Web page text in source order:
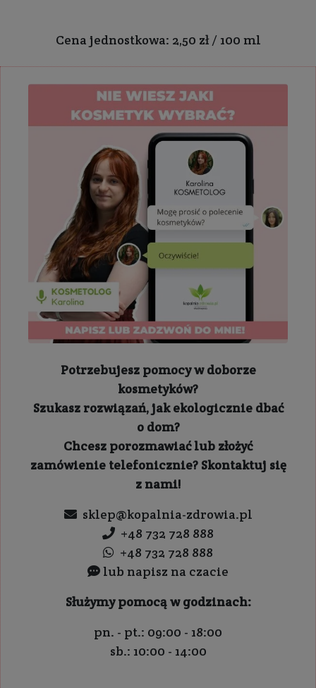
Cena jednostkowa: 2,50 zł / 100 ml
Potrzebujesz pomocy w doborze
kosmetyków?
Szukasz rozwiązań, jak ekologicznie dbać
o dom?
Chcesz porozmawiać lub złożyć
zamówienie telefonicznie? Skontaktuj się
z nami!
sklep@kopalnia-zdrowia.pl
+48 732 728 888
+48 732 728 888
lub napisz na czacie
Służymy pomocą w godzinach:
pn. - pt.: 09:00 - 18:00
sb.: 10:00 - 14:00